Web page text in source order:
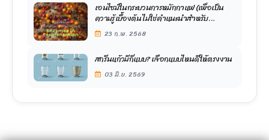
เอนไซม์ในกระบวนการหมักกาแฟ (เพื่อเป็น
ความรู้เบื้องต้น ไม่ใช่คำแนะนำสำหรับ
เกษตรกรครับ)
23 ก.พ. 2568
สกรีนแก้วมีกี่แบบ? เลือกแบบไหนดีให้ตรงงาน
03 มิ.ย. 2569